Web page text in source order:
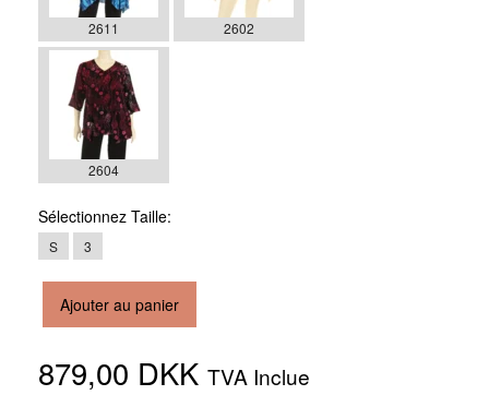
2611 2602
2604
Sélectionnez Taille:
S 3
Ajouter au panier
879,00 DKK TVA Inclue